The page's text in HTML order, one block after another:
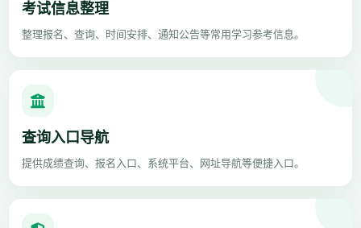
考试信息整理
整理报名、查询、时间安排、通知公告等常用学习参考信息。
查询入口导航
提供成绩查询、报名入口、系统平台、网址导航等便捷入口。